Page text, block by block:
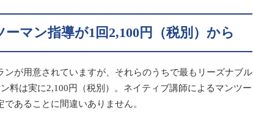
マン指導が1回2,100円（税別）から
が用意されていますが、それらのうちで最もリーズナブル
料は実に2,100円（税別）。ネイティブ講師によるマンツー
あることに間違いありません。